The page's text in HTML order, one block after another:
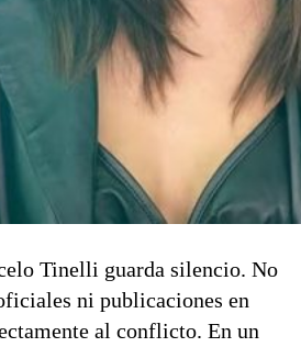
Tinelli guarda silencio. No
ni publicaciones en
al conflicto. En un